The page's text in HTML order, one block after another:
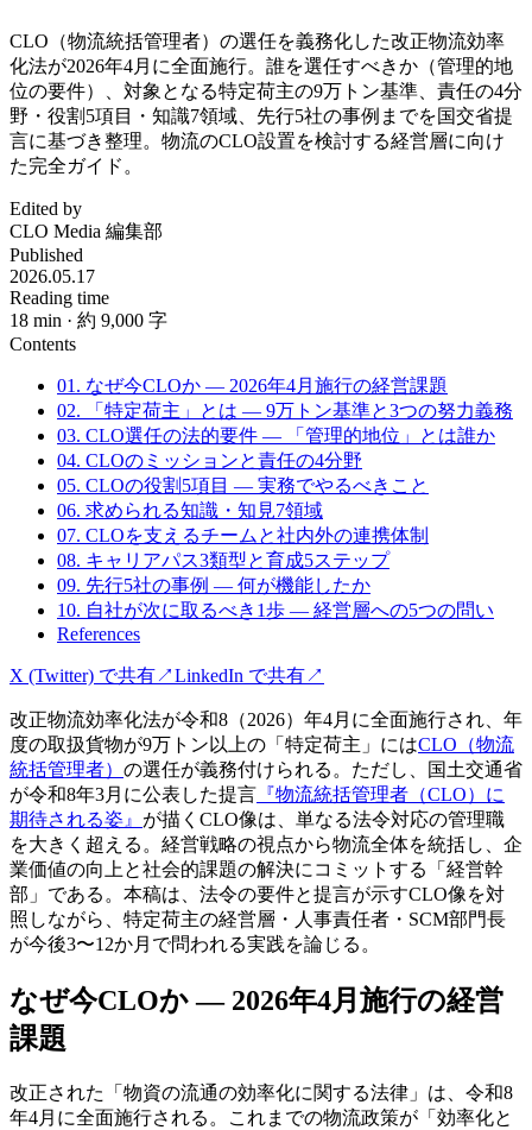
CLO（物流統括管理者）の選任を義務化した改正物流効率
化法が2026年4月に全面施行。誰を選任すべきか（管理的地
位の要件）、対象となる特定荷主の9万トン基準、責任の4分
野・役割5項目・知識7領域、先行5社の事例までを国交省提
言に基づき整理。物流のCLO設置を検討する経営層に向け
た完全ガイド。
Edited by
CLO Media 編集部
Published
2026.05.17
Reading time
18 min · 約 9,000 字
Contents
01. なぜ今CLOか — 2026年4月施行の経営課題
02. 「特定荷主」とは — 9万トン基準と3つの努力義務
03. CLO選任の法的要件 — 「管理的地位」とは誰か
04. CLOのミッションと責任の4分野
05. CLOの役割5項目 — 実務でやるべきこと
06. 求められる知識・知見7領域
07. CLOを支えるチームと社内外の連携体制
08. キャリアパス3類型と育成5ステップ
09. 先行5社の事例 — 何が機能したか
10. 自社が次に取るべき1歩 — 経営層への5つの問い
References
X (Twitter) で共有↗LinkedIn で共有↗
改正物流効率化法が令和8（2026）年4月に全面施行され、年
度の取扱貨物が9万トン以上の「特定荷主」にはCLO（物流
統括管理者） の選任が義務付けられる。ただし、国土交通省
が令和8年3月に公表した提言 『物流統括管理者（CLO）に
期待される姿』 が描くCLO像は、単なる法令対応の管理職
を大きく超える。経営戦略の視点から物流全体を統括し、企
業価値の向上と社会的課題の解決にコミットする「経営幹
部」である。本稿は、法令の要件と提言が示すCLO像を対
照しながら、特定荷主の経営層・人事責任者・SCM部門長
が今後3〜12か月で問われる実践を論じる。
なぜ今CLOか — 2026年4月施行の経営
課題
改正された「物資の流通の効率化に関する法律」は、令和8
年4月に全面施行される。これまでの物流政策が「効率化と